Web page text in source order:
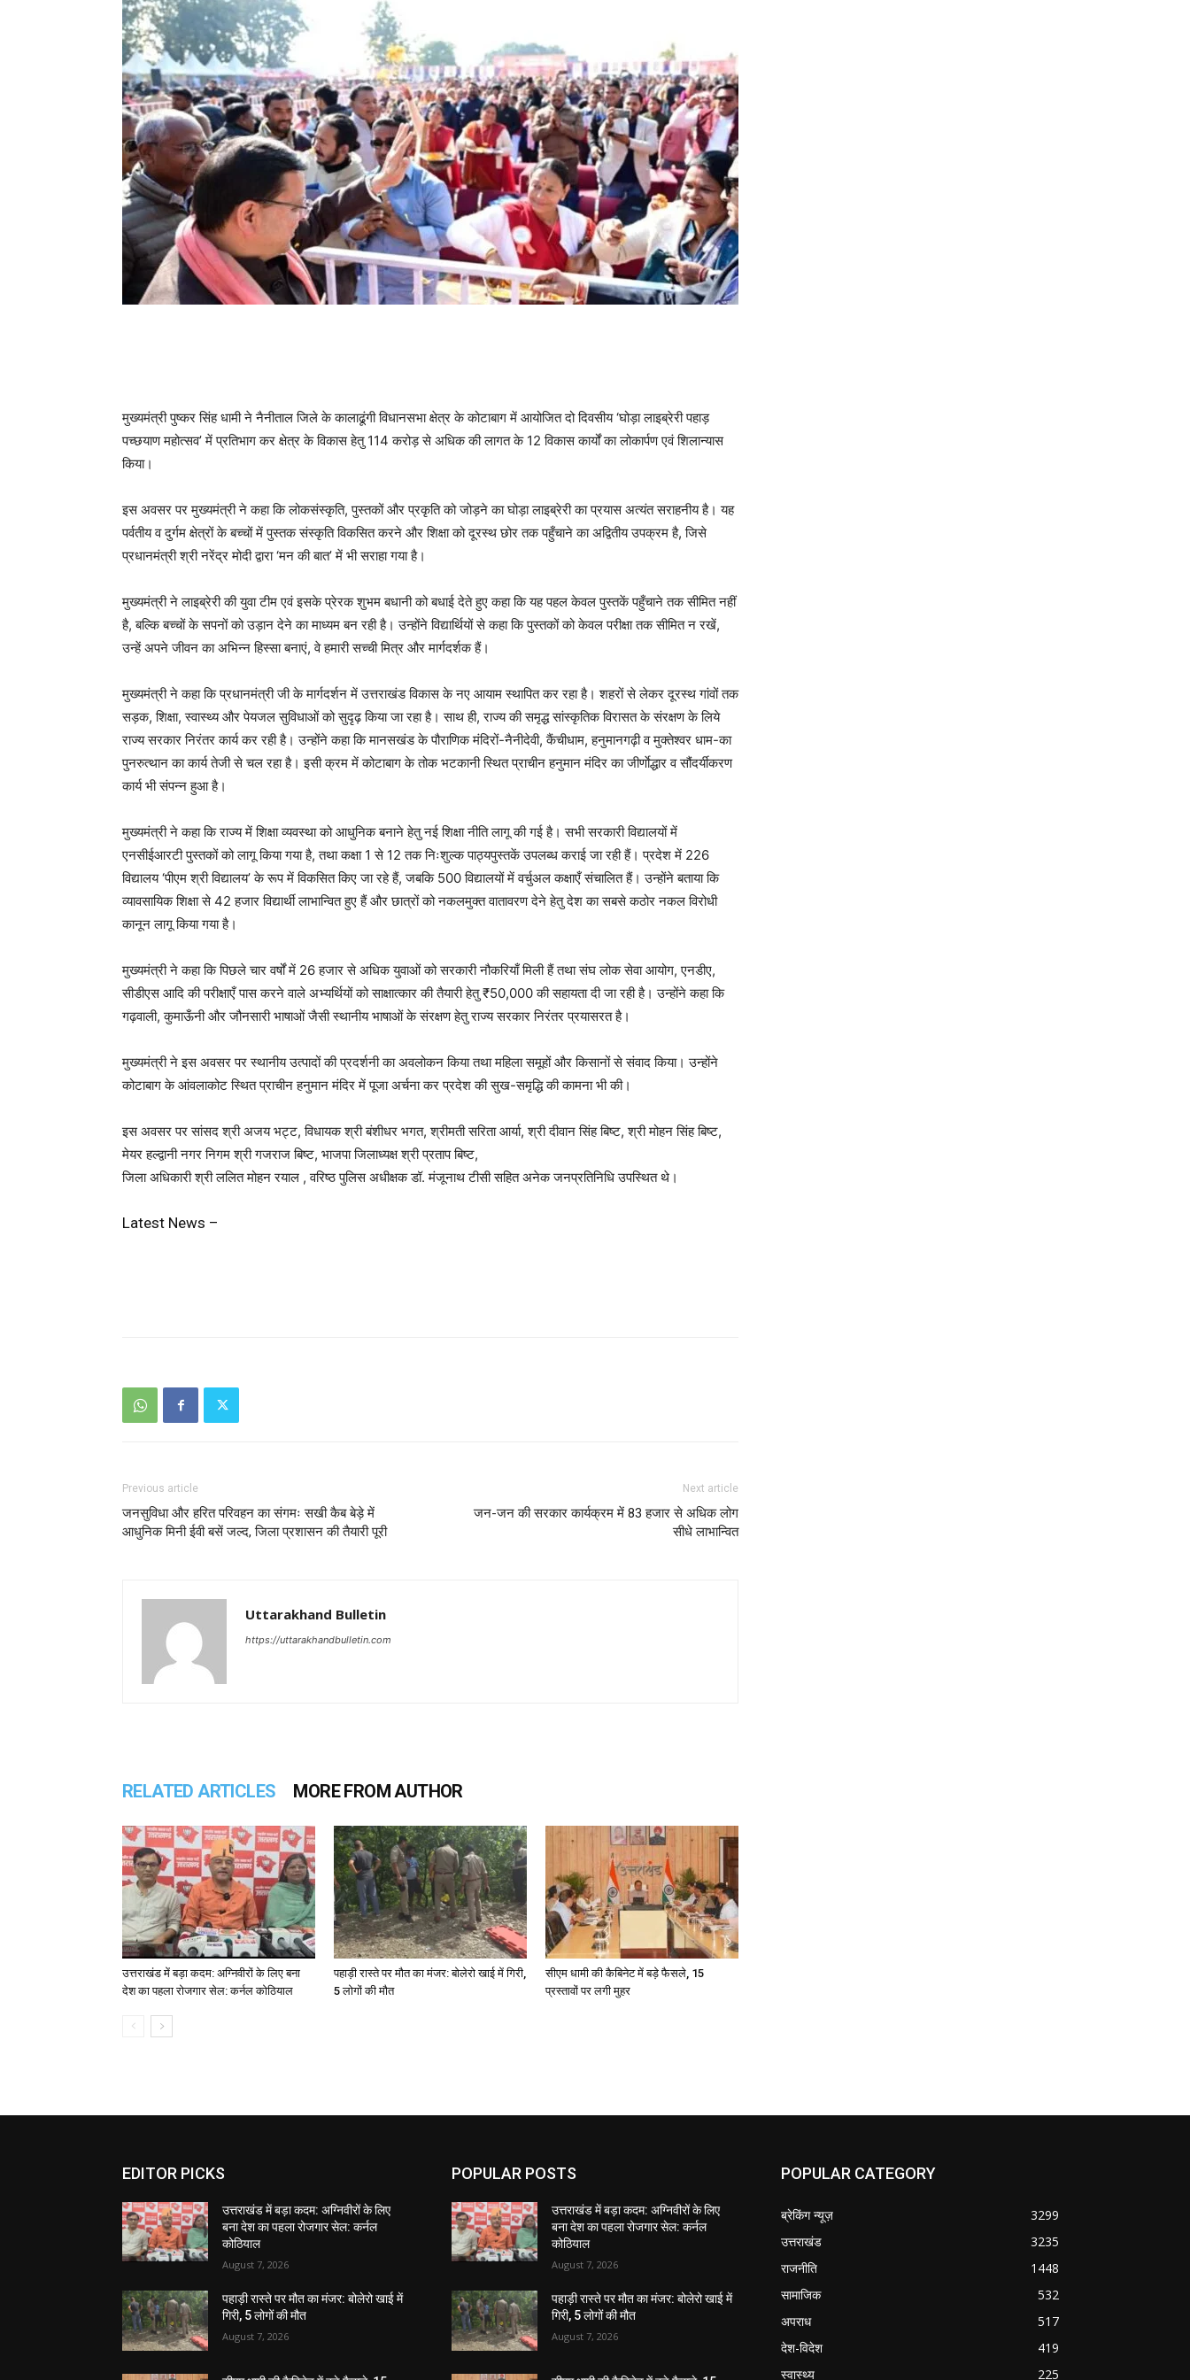
मुख्यमंत्री पुष्कर सिंह धामी ने नैनीताल जिले के कालाढूंगी विधानसभा क्षेत्र के कोटाबाग में आयोजित दो दिवसीय ‘घोड़ा लाइब्रेरी पहाड़
पच्छयाण महोत्सव’ में प्रतिभाग कर क्षेत्र के विकास हेतु 114 करोड़ से अधिक की लागत के 12 विकास कार्यों का लोकार्पण एवं शिलान्यास
किया।
इस अवसर पर मुख्यमंत्री ने कहा कि लोकसंस्कृति, पुस्तकों और प्रकृति को जोड़ने का घोड़ा लाइब्रेरी का प्रयास अत्यंत सराहनीय है। यह
पर्वतीय व दुर्गम क्षेत्रों के बच्चों में पुस्तक संस्कृति विकसित करने और शिक्षा को दूरस्थ छोर तक पहुँचाने का अद्वितीय उपक्रम है, जिसे
प्रधानमंत्री श्री नरेंद्र मोदी द्वारा ‘मन की बात’ में भी सराहा गया है।
मुख्यमंत्री ने लाइब्रेरी की युवा टीम एवं इसके प्रेरक शुभम बधानी को बधाई देते हुए कहा कि यह पहल केवल पुस्तकें पहुँचाने तक सीमित नहीं
है, बल्कि बच्चों के सपनों को उड़ान देने का माध्यम बन रही है। उन्होंने विद्यार्थियों से कहा कि पुस्तकों को केवल परीक्षा तक सीमित न रखें,
उन्हें अपने जीवन का अभिन्न हिस्सा बनाएं, वे हमारी सच्ची मित्र और मार्गदर्शक हैं।
मुख्यमंत्री ने कहा कि प्रधानमंत्री जी के मार्गदर्शन में उत्तराखंड विकास के नए आयाम स्थापित कर रहा है। शहरों से लेकर दूरस्थ गांवों तक
सड़क, शिक्षा, स्वास्थ्य और पेयजल सुविधाओं को सुदृढ़ किया जा रहा है। साथ ही, राज्य की समृद्ध सांस्कृतिक विरासत के संरक्षण के लिये
राज्य सरकार निरंतर कार्य कर रही है। उन्होंने कहा कि मानसखंड के पौराणिक मंदिरों-नैनीदेवी, कैंचीधाम, हनुमानगढ़ी व मुक्तेश्वर धाम-का
पुनरुत्थान का कार्य तेजी से चल रहा है। इसी क्रम में कोटाबाग के तोक भटकानी स्थित प्राचीन हनुमान मंदिर का जीर्णाेद्धार व सौंदर्यीकरण
कार्य भी संपन्न हुआ है।
मुख्यमंत्री ने कहा कि राज्य में शिक्षा व्यवस्था को आधुनिक बनाने हेतु नई शिक्षा नीति लागू की गई है। सभी सरकारी विद्यालयों में
एनसीईआरटी पुस्तकों को लागू किया गया है, तथा कक्षा 1 से 12 तक निःशुल्क पाठ्यपुस्तकें उपलब्ध कराई जा रही हैं। प्रदेश में 226
विद्यालय ‘पीएम श्री विद्यालय’ के रूप में विकसित किए जा रहे हैं, जबकि 500 विद्यालयों में वर्चुअल कक्षाएँ संचालित हैं। उन्होंने बताया कि
व्यावसायिक शिक्षा से 42 हजार विद्यार्थी लाभान्वित हुए हैं और छात्रों को नकलमुक्त वातावरण देने हेतु देश का सबसे कठोर नकल विरोधी
कानून लागू किया गया है।
मुख्यमंत्री ने कहा कि पिछले चार वर्षों में 26 हजार से अधिक युवाओं को सरकारी नौकरियाँ मिली हैं तथा संघ लोक सेवा आयोग, एनडीए,
सीडीएस आदि की परीक्षाएँ पास करने वाले अभ्यर्थियों को साक्षात्कार की तैयारी हेतु ₹50,000 की सहायता दी जा रही है। उन्होंने कहा कि
गढ़वाली, कुमाऊँनी और जौनसारी भाषाओं जैसी स्थानीय भाषाओं के संरक्षण हेतु राज्य सरकार निरंतर प्रयासरत है।
मुख्यमंत्री ने इस अवसर पर स्थानीय उत्पादों की प्रदर्शनी का अवलोकन किया तथा महिला समूहों और किसानों से संवाद किया। उन्होंने
कोटाबाग के आंवलाकोट स्थित प्राचीन हनुमान मंदिर में पूजा अर्चना कर प्रदेश की सुख-समृद्धि की कामना भी की।
इस अवसर पर सांसद श्री अजय भट्ट, विधायक श्री बंशीधर भगत, श्रीमती सरिता आर्या, श्री दीवान सिंह बिष्ट, श्री मोहन सिंह बिष्ट,
मेयर हल्द्वानी नगर निगम श्री गजराज बिष्ट, भाजपा जिलाध्यक्ष श्री प्रताप बिष्ट,
जिला अधिकारी श्री ललित मोहन रयाल , वरिष्ठ पुलिस अधीक्षक डॉ. मंजूनाथ टीसी सहित अनेक जनप्रतिनिधि उपस्थित थे।
Latest News –
Previous article
जनसुविधा और हरित परिवहन का संगमः सखी कैब बेड़े में
आधुनिक मिनी ईवी बसें जल्द, जिला प्रशासन की तैयारी पूरी
Next article
जन-जन की सरकार कार्यक्रम में 83 हजार से अधिक लोग
सीधे लाभान्वित
Uttarakhand Bulletin
https://uttarakhandbulletin.com
RELATED ARTICLES MORE FROM AUTHOR
उत्तराखंड में बड़ा कदम: अग्निवीरों के लिए बना
देश का पहला रोजगार सेल: कर्नल कोठियाल
पहाड़ी रास्ते पर मौत का मंजर: बोलेरो खाई में गिरी,
5 लोगों की मौत
सीएम धामी की कैबिनेट में बड़े फैसले, 15
प्रस्तावों पर लगी मुहर
EDITOR PICKS
उत्तराखंड में बड़ा कदम: अग्निवीरों के लिए
बना देश का पहला रोजगार सेल: कर्नल
कोठियाल
August 7, 2026
पहाड़ी रास्ते पर मौत का मंजर: बोलेरो खाई में
गिरी, 5 लोगों की मौत
August 7, 2026
POPULAR POSTS
उत्तराखंड में बड़ा कदम: अग्निवीरों के लिए
बना देश का पहला रोजगार सेल: कर्नल
कोठियाल
August 7, 2026
पहाड़ी रास्ते पर मौत का मंजर: बोलेरो खाई में
गिरी, 5 लोगों की मौत
August 7, 2026
POPULAR CATEGORY
ब्रेकिंग न्यूज़
3299
उत्तराखंड
3235
राजनीति
1448
सामाजिक
532
अपराध
517
देश-विदेश
419
स्वास्थ्य
225